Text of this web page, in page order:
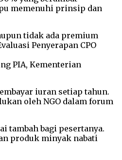
memenuhi prinsip dan
tidak ada premium
Penyerapan CPO
PIA, Kementerian
iuran setiap tahun.
oleh NGO dalam forum
tambah bagi pesertanya.
produk minyak nabati